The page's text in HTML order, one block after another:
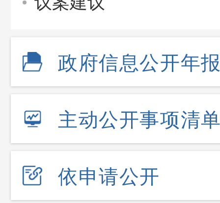
政府信息公开年
主动公开事项清
依申请公开